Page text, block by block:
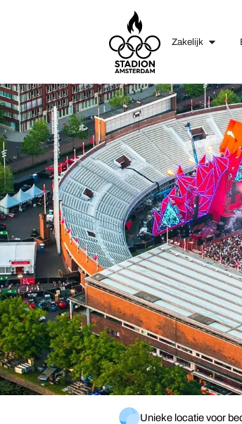
Zakelijk
Unieke locatie voor